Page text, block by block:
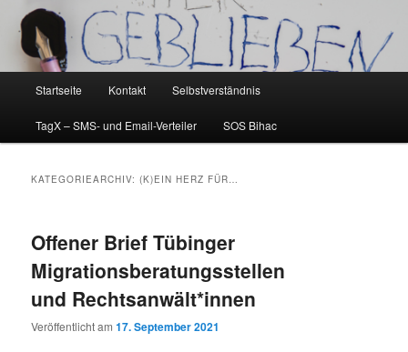
Startseite Kontakt Selbstverständnis
TagX – SMS- und Email-Verteiler SOS Bihac
KATEGORIEARCHIV:(K)EIN HERZ FÜR…
Offener Brief Tübinger
Migrationsberatungsstellen
und Rechtsanwält*innen
Veröffentlicht am17. September 2021